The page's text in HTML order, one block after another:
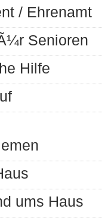
/ Ehrenamt
Senioren
Hilfe
ums Haus